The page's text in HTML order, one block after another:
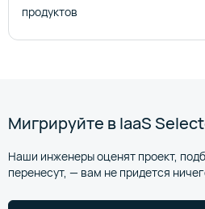
продуктов
Мигрируйте в IaaS
Наши инженеры оценят проект,
перенесут, — вам не придется